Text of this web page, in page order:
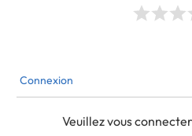
Connexion
Veuillez vous